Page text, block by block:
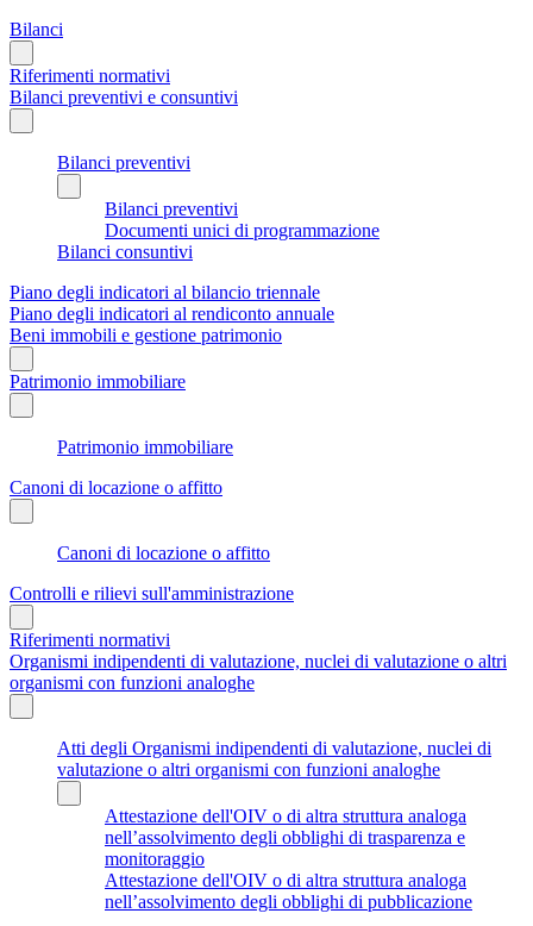
Bilanci
Riferimenti normativi
Bilanci preventivi e consuntivi
Bilanci preventivi
Bilanci preventivi
Documenti unici di programmazione
Bilanci consuntivi
Piano degli indicatori al bilancio triennale
Piano degli indicatori al rendiconto annuale
Beni immobili e gestione patrimonio
Patrimonio immobiliare
Patrimonio immobiliare
Canoni di locazione o affitto
Canoni di locazione o affitto
Controlli e rilievi sull'amministrazione
Riferimenti normativi
Organismi indipendenti di valutazione, nuclei di valutazione o altri
organismi con funzioni analoghe
Atti degli Organismi indipendenti di valutazione, nuclei di
valutazione o altri organismi con funzioni analoghe
Attestazione dell'OIV o di altra struttura analoga
nell’assolvimento degli obblighi di trasparenza e
monitoraggio
Attestazione dell'OIV o di altra struttura analoga
nell’assolvimento degli obblighi di pubblicazione